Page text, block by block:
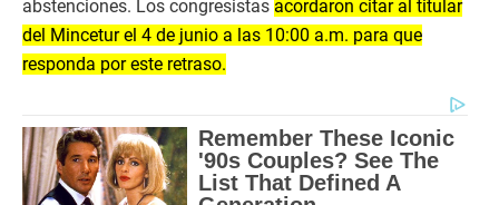
abstenciones. Los congresistas acordaron citar al titular
del Mincetur el 4 de junio a las 10:00 a.m. para que
responda por este retraso.